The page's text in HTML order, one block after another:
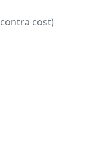
contra cost)